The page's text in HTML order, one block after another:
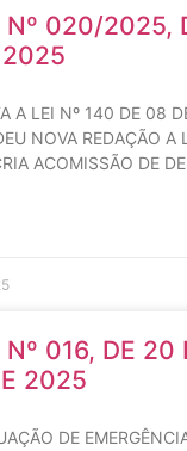
Nº 020/2025,
2025
A LEI Nº 140 DE 08
NOVA REDAÇÃO A
ACOMISSÃO DE
Nº 016, DE 20
2025
DE